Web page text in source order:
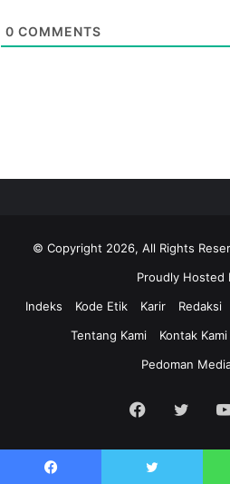
0 COMMENTS
© Copyright 2026, All Rights
Proudly Hosted
Indeks
Kode Etik Karir Redaksi
Tentang Kami
Kontak Kami
Pedoman
Facebook